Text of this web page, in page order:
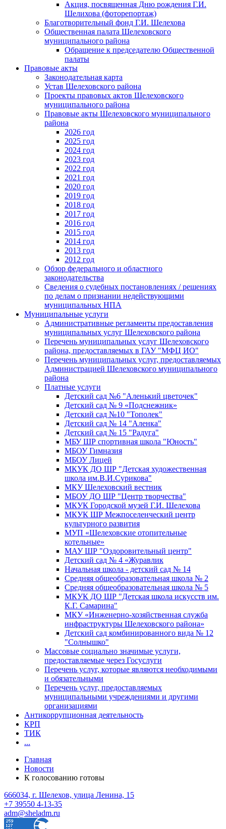
Акция, посвященная Дню рождения Г.И.
Шелихова (фоторепортаж)
Благотворительный фонд Г.И. Шелехова
Общественная палата Шелеховского
муниципального района
Обращение к председателю Общественной
палаты
Правовые акты
Законодательная карта
Устав Шелеховского района
Проекты правовых актов Шелеховского
муниципального района
Правовые акты Шелеховского муниципального
района
2026 год
2025 год
2024 год
2023 год
2022 год
2021 год
2020 год
2019 год
2018 год
2017 год
2016 год
2015 год
2014 год
2013 год
2012 год
Обзор федерального и областного
законодательства
Сведения о судебных постановлениях / решениях
по делам о признании недействующими
муниципальных НПА
Муниципальные услуги
Административные регламенты предоставления
муниципальных услуг Шелеховского района
Перечень муниципальных услуг Шелеховского
района, предоставляемых в ГАУ "МФЦ ИО"
Перечень муниципальных услуг, предоставляемых
Администрацией Шелеховского муниципального
района
Платные услуги
Детский сад №6 "Аленький цветочек"
Детский сад № 9 «Подснежник»
Детский сад №10 "Тополек"
Детский сад № 14 "Аленка"
Детский сад № 15 "Радуга"
МБУ ШР спортивная школа "Юность"
МБОУ Гимназия
МБОУ Лицей
МКУК ДО ШР "Детская художественная
школа им.В.И.Сурикова"
МКУ Шелеховский вестник
МБОУ ДО ШР "Центр творчества"
МКУК Городской музей Г.И. Шелехова
МКУК ШР Межпоселенческий центр
культурного развития
МУП «Шелеховские отопительные
котельные»
МАУ ШР "Оздоровительный центр"
Детский сад № 4 «Журавлик
Начальная школа - детский сад № 14
Средняя общеобразовательная школа № 2
Средняя общеобразовательная школа № 5
МКУК ДО ШР "Детская школа искусств им.
К.Г. Самарина"
МКУ «Инженерно-хозяйственная служба
инфраструктуры Шелеховского района»
Детский сад комбинированного вида № 12
"Солнышко"
Массовые социально значимые услуги,
предоставляемые через Госуслуги
Перечень услуг, которые являются необходимыми
и обязательными
Перечень услуг, предоставляемых
муниципальными учреждениями и другими
организациями
Антикоррупционная деятельность
КРП
ТИК
...
Главная
Новости
К голосованию готовы
666034, г. Шелехов, улица Ленина, 15
+7 39550 4-13-35
adm@sheladm.ru